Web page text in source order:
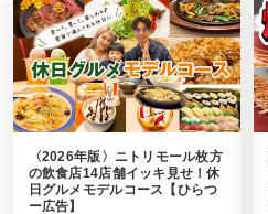
〈2026年版〉ニトリモール枚方
の飲食店14店舗イッキ見せ！休
日グルメモデルコース【ひらつ
ー広告】